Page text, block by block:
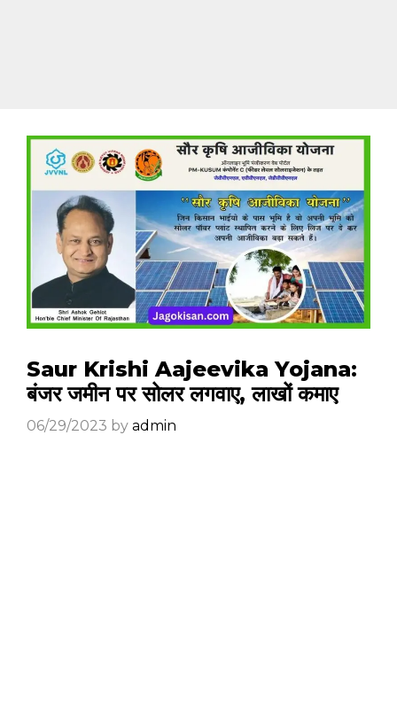
Saur Krishi Aajeevika Yojana:
बंजर जमीन पर सोलर लगवाए, लाखों कमाए
06/29/2023 by admin